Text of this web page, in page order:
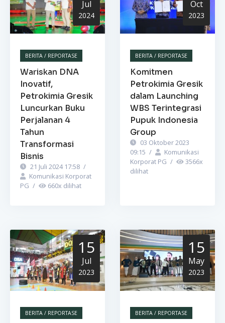
Jul
2024
BERITA / REPORTASE
Wariskan DNA
Inovatif,
Petrokimia Gresik
Luncurkan Buku
Perjalanan 4
Tahun
Transformasi
Bisnis
21 Juli 2024 17:58 /
Komunikasi Korporat
PG / 660x dilihat
Oct
2023
BERITA / REPORTASE
Komitmen
Petrokimia Gresik
dalam Launching
WBS Terintegrasi
Pupuk Indonesia
Group
03 Oktober 2023
09:15 /
Komunikasi
Korporat PG / 3566x
dilihat
15
Jul
2023
BERITA / REPORTASE
15
May
2023
BERITA / REPORTASE